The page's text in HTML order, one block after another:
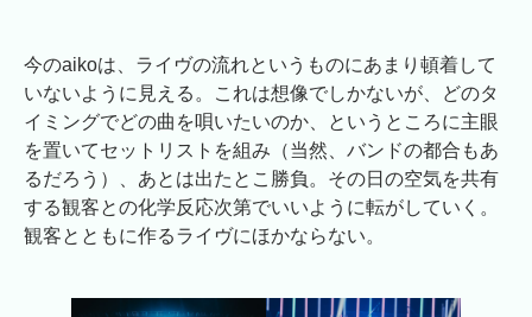
今のaikoは、ライヴの流れというものにあまり頓着して
いないように見える。これは想像でしかないが、どのタ
イミングでどの曲を唄いたいのか、というところに主眼
を置いてセットリストを組み（当然、バンドの都合もあ
るだろう）、あとは出たとこ勝負。その日の空気を共有
する観客との化学反応次第でいいように転がしていく。
観客とともに作るライヴにほかならない。